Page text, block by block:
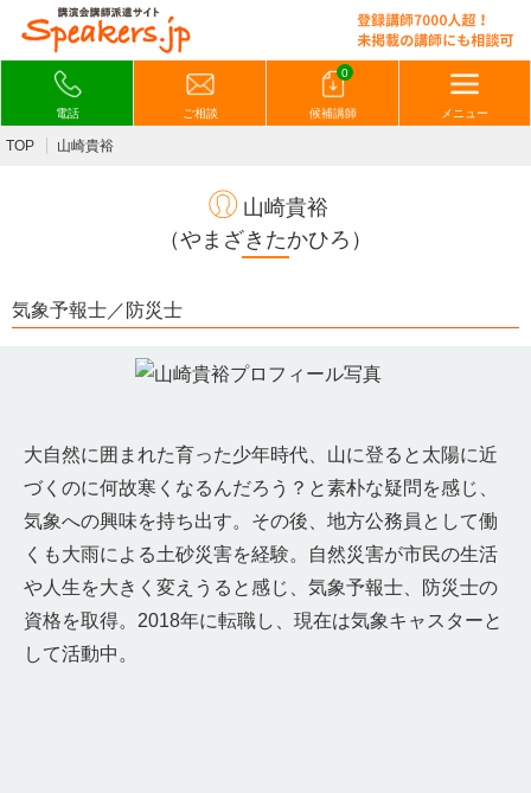
電話 ご相談
0
候補講師 メニュー
TOP 山崎貴裕
山崎貴裕
（やまざきたかひろ）
気象予報士／防災士
大自然に囲まれた育った少年時代、山に登ると太陽に近
づくのに何故寒くなるんだろう？と素朴な疑問を感じ、
気象への興味を持ち出す。その後、地方公務員として働
くも大雨による土砂災害を経験。自然災害が市民の生活
や人生を大きく変えうると感じ、気象予報士、防災士の
資格を取得。2018年に転職し、現在は気象キャスターと
して活動中。